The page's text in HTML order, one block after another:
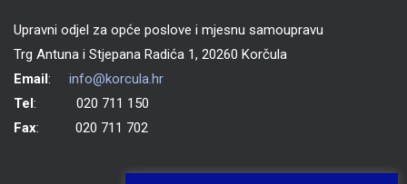
Upravni odjel za opće poslove i mjesnu samoupravu
Trg Antuna i Stjepana Radića 1, 20260 Korčula
Email: info@korcula.hr
Tel: 020 711 150
Fax: 020 711 702